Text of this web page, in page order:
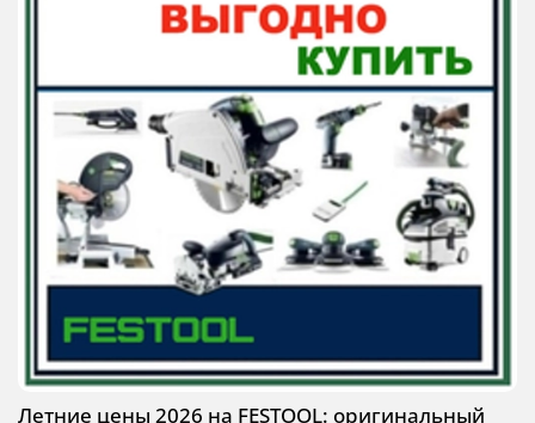
Летние цены 2026 на FESTOOL: оригинальный